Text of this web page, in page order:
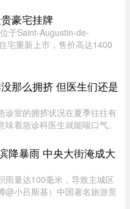
起的感染主要通过受污染的
水样腹泻、胃痉挛 ...
豪宅挂牌
于Saint-Augustin-de-
宅重新上市，售价高达1400
Dugal街 ...
那么拥挤 但医生们还是
诊室的拥挤状况在夏季往往有
着急诊科医生就能喘口气。
近年来急诊医生的工作负担不
沿用“ ...
降暴雨 中央大街淹成大
雨量达100毫米，导致主城区
@小吕斯基）中国著名旅游景